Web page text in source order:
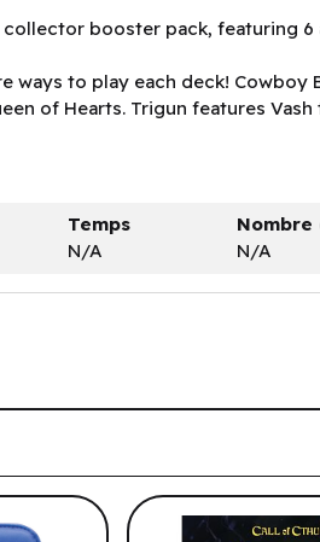
collector booster pack, featuring
ways to play each deck! Cowboy
of Hearts. Trigun features
Temps
N/A
Nombre
N/A